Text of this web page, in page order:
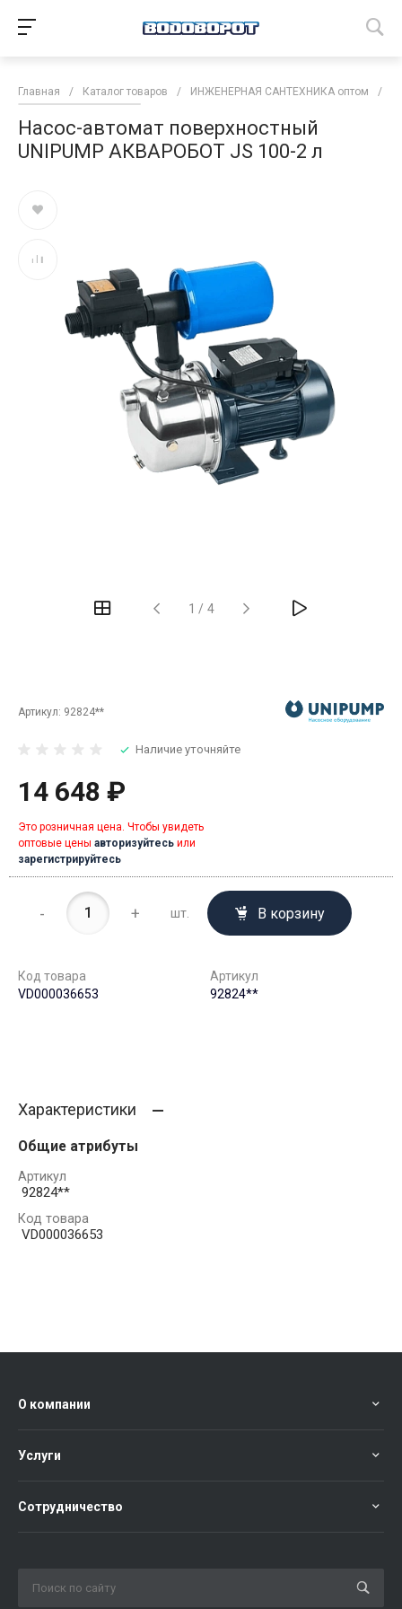
Главная / Каталог товаров / ИНЖЕНЕРНАЯ САНТЕХНИКА оптом /
Насос-автомат поверхностный
UNIPUMP АКВАРОБОТ JS 100-2 л
1 / 4
Артикул: 92824**
Наличие уточняйте
14 648 ₽
Это розничная цена. Чтобы увидеть
оптовые цены авторизуйтесь или
зарегистрируйтесь
- + шт. В корзину
Код товара
VD000036653
Артикул
92824**
Характеристики
Общие атрибуты
Артикул
92824**
Код товара
VD000036653
О компании
Услуги
Сотрудничество